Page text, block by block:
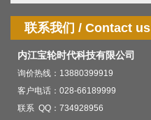
联系我们 / Contact us
内江宝轮时代科技有限公司
询价热线：13880399919
客户电话：028-66189999
联系 QQ：734928956